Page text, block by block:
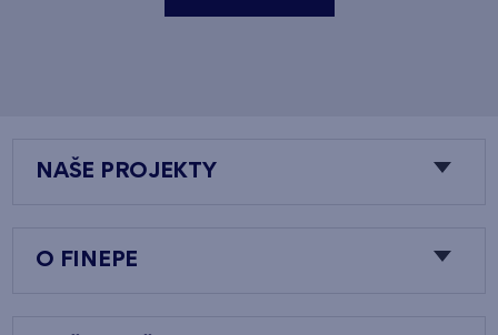
NAŠE PROJEKTY
O FINEPE